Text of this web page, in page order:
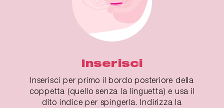
Inserisci
Inserisci per primo il bordo posteriore della
coppetta (quello senza la linguetta) e usa il
dito indice per spingerla. Indirizza la